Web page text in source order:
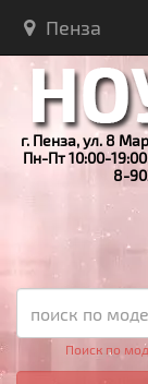
Пенза
г. Пенза, ул. 8
Пн-Пт 10:00-
8-
Поиск по